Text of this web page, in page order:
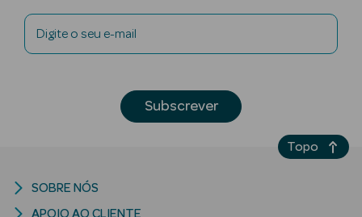
Unissexo
Digite o seu e-mail
Subscrever
SOBRE NÓS
APOIO AO CLIENTE
Topo